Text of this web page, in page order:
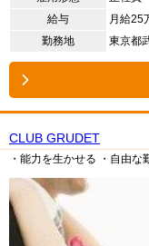
給与
月給25
勤務地
東京都
CLUB GRUDET
・能力を生かせる ・自由な